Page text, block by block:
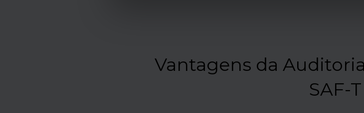
Vantagens da
SAF-T